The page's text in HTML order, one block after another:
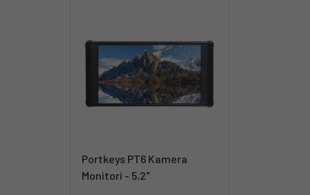
Portkeys PT6 Kamera
Monitori - 5,2"